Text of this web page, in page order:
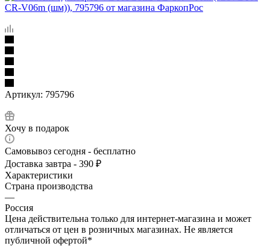
Артикул: 795796
Хочу в подарок
Самовывоз сегодня - бесплатно
Доставка завтра - 390 ₽
Характеристики
Страна производства
—
Россия
Цена действительна только для интернет-магазина и может
отличаться от цен в розничных магазинах. Не является
публичной офертой*